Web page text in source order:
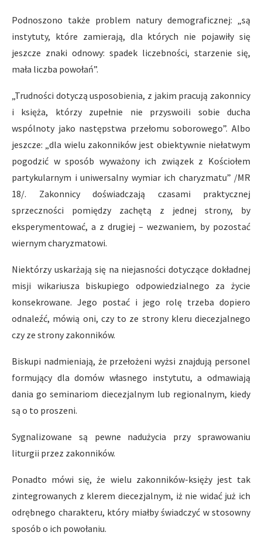
Podnoszono także problem natury demograficznej: „są
instytuty, które zamierają, dla których nie pojawiły się
jeszcze znaki odnowy: spadek liczebności, starzenie się,
mała liczba powołań”.
„Trudności dotyczą usposobienia, z jakim pracują zakonnicy
i księża, którzy zupełnie nie przyswoili sobie ducha
wspólnoty jako następstwa przełomu soborowego”. Albo
jeszcze: „dla wielu zakonników jest obiektywnie niełatwym
pogodzić w sposób wyważony ich związek z Kościołem
partykularnym i uniwersalny wymiar ich charyzmatu” /MR
18/. Zakonnicy doświadczają czasami praktycznej
sprzeczności pomiędzy zachętą z jednej strony, by
eksperymentować, a z drugiej – wezwaniem, by pozostać
wiernym charyzmatowi.
Niektórzy uskarżają się na niejasności dotyczące dokładnej
misji wikariusza biskupiego odpowiedzialnego za życie
konsekrowane. Jego postać i jego rolę trzeba dopiero
odnaleźć, mówią oni, czy to ze strony kleru diecezjalnego
czy ze strony zakonników.
Biskupi nadmieniają, że przełożeni wyżsi znajdują personel
formujący dla domów własnego instytutu, a odmawiają
dania go seminariom diecezjalnym lub regionalnym, kiedy
są o to proszeni.
Sygnalizowane są pewne nadużycia przy sprawowaniu
liturgii przez zakonników.
Ponadto mówi się, że wielu zakonników-księży jest tak
zintegrowanych z klerem diecezjalnym, iż nie widać już ich
odrębnego charakteru, który miałby świadczyć w stosowny
sposób o ich powołaniu.